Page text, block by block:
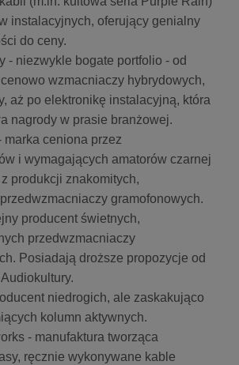
instalacyjnych, oferujący genialny
do ceny.
- niezwykle bogate portfolio - od
wzmacniaczy hybrydowych,
aż po elektronikę instalacyjną, która
nagrody w prasie branżowej.
marka ceniona przez
i wymagających amatorów czarnej
z produkcji znakomitych,
gramofonowych.
producent świetnych,
przedwzmacniaczy
Posiadają droższe propozycje od
niedrogich, ale zaskakująco
kolumn aktywnych.
- manufaktura tworząca
ręcznie wykonywane kable